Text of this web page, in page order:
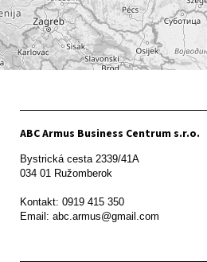
ABC Armus Business Centrum s.r.o.
Bystrická cesta 2339/41A
034 01 Ružomberok
Kontakt: 0919 415 350